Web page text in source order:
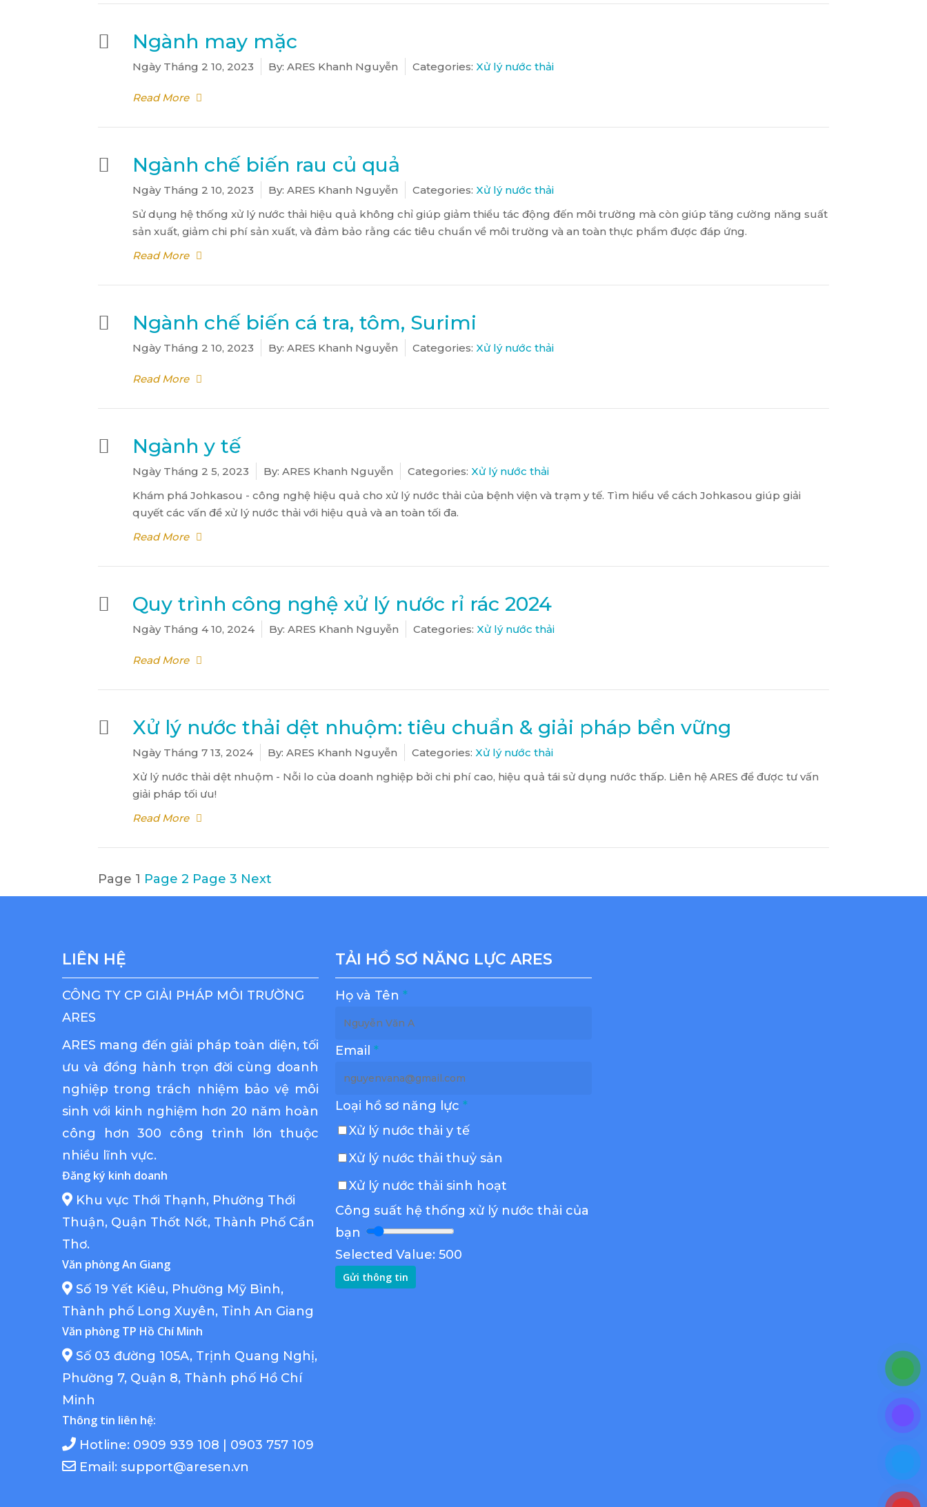
Ngành may mặc
NgàyTháng 2 10, 2023 By: ARES Khanh Nguyễn Categories: Xử lý nước thải
Read More
Ngành chế biến rau củ quả
NgàyTháng 2 10, 2023 By: ARES Khanh Nguyễn Categories: Xử lý nước thải
Sử dụng hệ thống xử lý nước thải hiệu quả không chỉ giúp giảm thiểu tác động đến môi trường mà còn giúp tăng cường năng suất
sản xuất, giảm chi phí sản xuất, và đảm bảo rằng các tiêu chuẩn về môi trường và an toàn thực phẩm được đáp ứng.
Read More
Ngành chế biến cá tra, tôm, Surimi
NgàyTháng 2 10, 2023 By: ARES Khanh Nguyễn Categories: Xử lý nước thải
Read More
Ngành y tế
NgàyTháng 2 5, 2023 By: ARES Khanh Nguyễn Categories: Xử lý nước thải
Khám phá Johkasou - công nghệ hiệu quả cho xử lý nước thải của bệnh viện và trạm y tế. Tìm hiểu về cách Johkasou giúp giải
quyết các vấn đề xử lý nước thải với hiệu quả và an toàn tối đa.
Read More
Quy trình công nghệ xử lý nước rỉ rác 2024
NgàyTháng 4 10, 2024 By: ARES Khanh Nguyễn Categories: Xử lý nước thải
Read More
Xử lý nước thải dệt nhuộm: tiêu chuẩn & giải pháp bền vững
NgàyTháng 7 13, 2024 By: ARES Khanh Nguyễn Categories: Xử lý nước thải
Xử lý nước thải dệt nhuộm - Nỗi lo của doanh nghiệp bởi chi phí cao, hiệu quả tái sử dụng nước thấp. Liên hệ ARES để được tư vấn
giải pháp tối ưu!
Read More
Phân
trang
Page 1 Page 2 Page 3 Next
LIÊN HỆ
CÔNG TY CP GIẢI PHÁP MÔI TRƯỜNG
ARES
ARES mang đến giải pháp toàn diện, tối
ưu và đồng hành trọn đời cùng doanh
nghiệp trong trách nhiệm bảo vệ môi
sinh với kinh nghiệm hơn 20 năm hoàn
công hơn 300 công trình lớn thuộc
nhiều lĩnh vực.
Đăng ký kinh doanh
Khu vực Thới Thạnh, Phường Thới
Thuận, Quận Thốt Nốt, Thành Phố Cần
Thơ.
Văn phòng An Giang
Số 19 Yết Kiêu, Phường Mỹ Bình,
Thành phố Long Xuyên, Tỉnh An Giang
Văn phòng TP Hồ Chí Minh
Số 03 đường 105A, Trịnh Quang Nghị,
Phường 7, Quận 8, Thành phố Hồ Chí
Minh
Thông tin liên hệ:
Hotline: 0909 939 108 | 0903 757 109
Email: support@aresen.vn
TẢI HỒ SƠ NĂNG LỰC ARES
Họ và Tên *
Email *
Loại hồ sơ năng lực *
Xử lý nước thải y tế
Xử lý nước thải thuỷ sản
Xử lý nước thải sinh hoạt
Công suất hệ thống xử lý nước thải của
bạn
Selected Value: 500
Gửi thông tin